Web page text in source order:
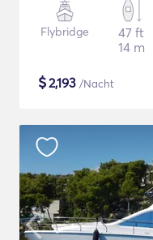
Flybridge
47 ft
14 m
$2,193 /Nacht